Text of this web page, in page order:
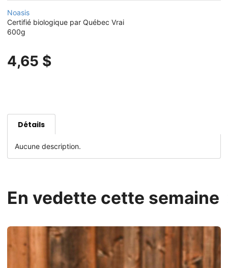
Noasis
Certifié biologique par Québec Vrai
600g
4,65 $
Détails
Aucune description.
En vedette cette semaine